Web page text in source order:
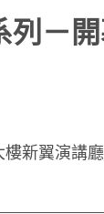
列－
新翼演講廳